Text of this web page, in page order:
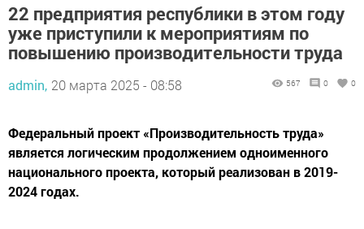
22 предприятия республики в этом году
уже приступили к мероприятиям по
повышению производительности труда
admin, 20 марта 2025 - 08:58 567 0 0
Федеральный проект «Производительность труда»
является логическим продолжением одноименного
национального проекта, который реализован в 2019-
2024 годах.